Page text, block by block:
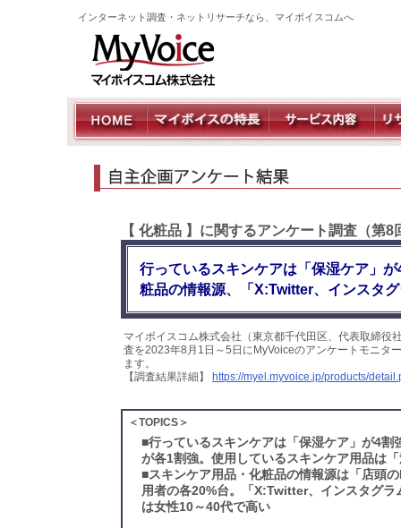
インターネット調査・ネットリサーチなら、マイボイスコムへ
【 化粧品 】に関するアンケート調査（第8
行っているスキンケアは「保湿ケア」
粧品の情報源、「X:Twitter、インスタ
マイボイスコム株式会社（東京都千代田区、代表取締
査を2023年8月1日～5日にMyVoiceのアンケートモニタ
ます。
【調査結果詳細】
https://myel.myvoice.jp/products/
＜TOPICS＞
■行っているスキンケアは「保湿ケア」が4
が各1割強。使用しているスキンケア用品は
■スキンケア用品・化粧品の情報源は「店頭
用者の各20%台。「X:Twitter、インスタグ
は女性10～40代で高い